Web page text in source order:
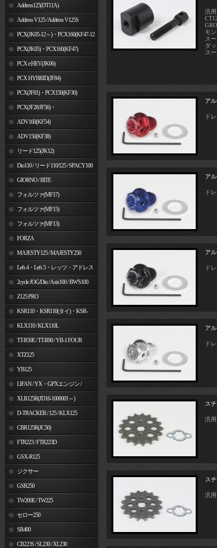
Address125(DT11A)
Address V125 / Address V125S
PCX(JK05-12～)・PCX160(KF47-12
～) PCX(JK05)・PCX160(KF47)
PCX e:HEV(JK06)
PCX HYBRID(JF84)
PCX(JF81)・PCX150(KF30)
PCX(JF28/JF56)・
PCX150(KF12/KF18)
ADV160(KF54)
ADV150(KF38)
リード125(JK12)
Dio110 / リード110/125 / SPACY100
GIORNO / BITE
フォルツァ(MF17)
フォルツァ(MF15)
フォルツァ(MF13)
FORZA
MAJESTY125 / MAJESTY250
Let's 4・Let's 5・レッツ・アドレス
V50 2cycle JOG/Dio / Axis100 / BW'S100
Z125 PRO
KSR110・KSR110(タイ)・KSR-
I/II・KSR PRO
KLX110 / KLX110L
TT-R50E / TT-R90 / YB-1 FOUR
XTZ125
YB125
LIFAN / YX・GPXエンジン /
JinchengXLR125R(JD16-1000001～)
D-TRACKER / 125 / KLX125
CBR125R(JC50)
FTR223 / FTR223D
GSX-R125
ジクサー
GSR250
TW200E / TW225
セロー250
SR400
CB223S / SL230 / XL230
汎用
モ
ス
ダ
ス
ア
ド
ア
ド
ア
ド
ア
ド
ス
汎用
ス
汎用